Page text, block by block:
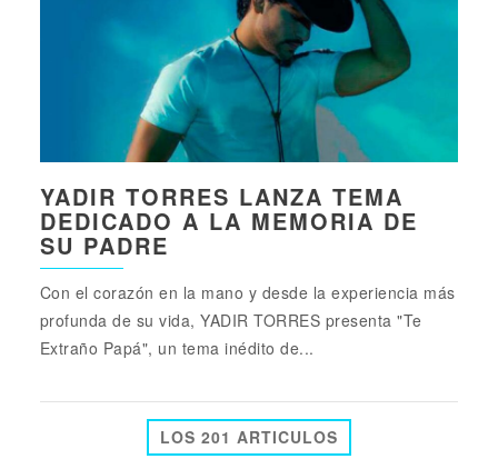
YADIR TORRES LANZA TEMA
DEDICADO A LA MEMORIA DE
SU PADRE
Con el corazón en la mano y desde la experiencia más
profunda de su vida, YADIR TORRES presenta "Te
Extraño Papá", un tema inédito de...
LOS 201 ARTICULOS